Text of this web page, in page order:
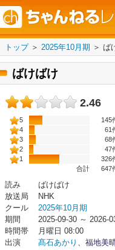
トップ＞ 2025年10月期 ＞ ば
ばけばけ
2.46
5
145
4
61
3
68
2
47
1
326
合計
647
読み
ばけばけ
放送局
NHK
クール
2025年10月期
期間
2025-09-30 ～ 2026-
時間帯
月曜日 08:00
出演
髙石あかり 、 福地美